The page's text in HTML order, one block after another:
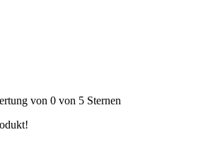
von 0 von 5 Sternen